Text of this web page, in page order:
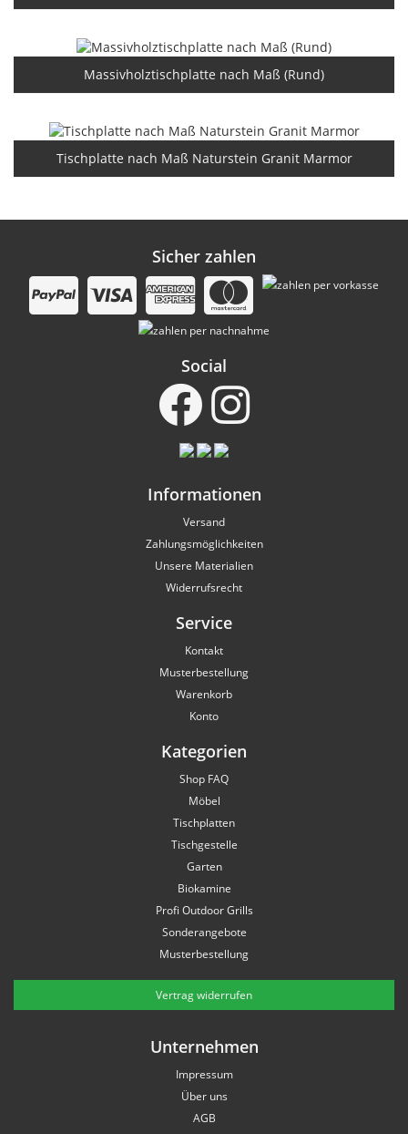
Massivholztischplatte nach Maß (Rund)
Tischplatte nach Maß Naturstein Granit Marmor
Sicher zahlen
Social
Informationen
Versand
Zahlungsmöglichkeiten
Unsere Materialien
Widerrufsrecht
Service
Kontakt
Musterbestellung
Warenkorb
Konto
Kategorien
Shop FAQ
Möbel
Tischplatten
Tischgestelle
Garten
Biokamine
Profi Outdoor Grills
Sonderangebote
Musterbestellung
Vertrag widerrufen
Unternehmen
Impressum
Über uns
AGB